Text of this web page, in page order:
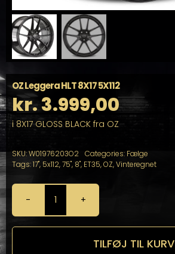
OZ Leggera HLT 8X17 5X112
kr.3.999,00
i 8X17 GLOSS BLACK fra OZ
SKU:W01976203O2 Categories: Fælge
Tags:17", 5x112,75", 8", ET35,OZ,Vinteregnet
OZ
Leggera
HLT
TILFØJ TIL KURV